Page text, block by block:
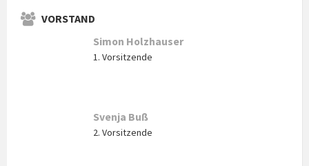
VORSTAND
Simon Holzhauser
1. Vorsitzende
Svenja Buß
2. Vorsitzende